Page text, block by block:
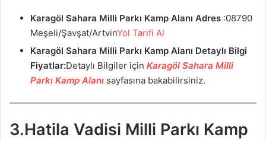
Karagöl Sahara Milli Parkı Kamp Alanı Adres :08790
Meşeli/Şavşat/ArtvinYol Tarifi Al
Karagöl Sahara Milli Parkı Kamp Alanı Detaylı Bilgi
Fiyatlar:Detaylı Bilgiler için Karagöl Sahara Milli
Parkı Kamp Alanı sayfasına bakabilirsiniz.
3.Hatila Vadisi Milli Parkı Kamp